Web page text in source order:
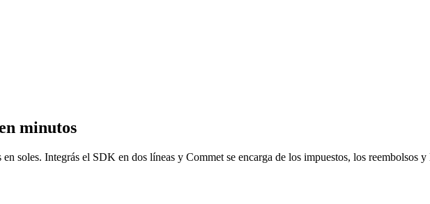
minutos
soles. Integrás el SDK en dos líneas y Commet se encarga de los impuestos, los reembolsos y